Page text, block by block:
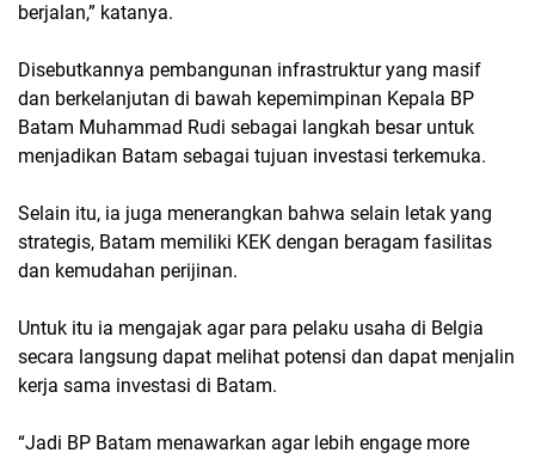
berjalan,” katanya.
Disebutkannya pembangunan infrastruktur yang masif
dan berkelanjutan di bawah kepemimpinan Kepala BP
Batam Muhammad Rudi sebagai langkah besar untuk
menjadikan Batam sebagai tujuan investasi terkemuka.
Selain itu, ia juga menerangkan bahwa selain letak yang
strategis, Batam memiliki KEK dengan beragam fasilitas
dan kemudahan perijinan.
Untuk itu ia mengajak agar para pelaku usaha di Belgia
secara langsung dapat melihat potensi dan dapat menjalin
kerja sama investasi di Batam.
“Jadi BP Batam menawarkan agar lebih engage more